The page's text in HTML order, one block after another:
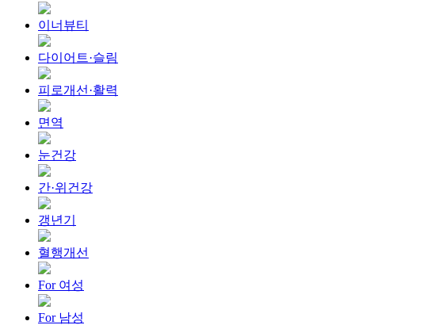
이너뷰티
다이어트·슬림
피로개선·활력
면역
눈건강
간·위건강
갱년기
혈행개선
For 여성
For 남성